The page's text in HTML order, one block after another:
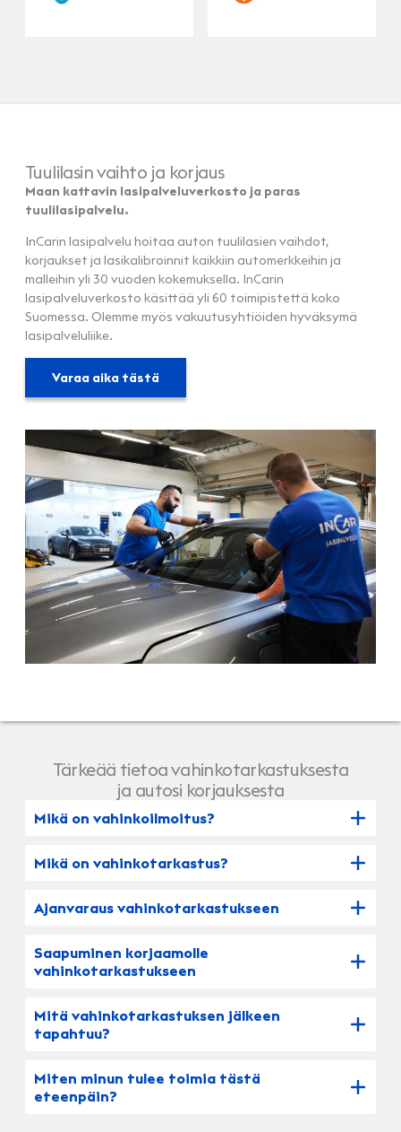
Tuulilasin vaihto ja korjaus
Maan kattavin lasipalveluverkosto ja paras
tuulilasipalvelu.
InCarin lasipalvelu hoitaa auton tuulilasien vaihdot,
korjaukset ja lasikalibroinnit kaikkiin automerkkeihin ja
malleihin yli 30 vuoden kokemuksella. InCarin
lasipalveluverkosto käsittää yli 60 toimipistettä koko
Suomessa. Olemme myös vakuutusyhtiöiden hyväksymä
lasipalveluliike.
Varaa aika tästä
Tärkeää tietoa vahinkotarkastuksesta
ja autosi korjauksesta
Mikä on vahinkoilmoitus?
Mikä on vahinkotarkastus?
Ajanvaraus vahinkotarkastukseen
Saapuminen korjaamolle
vahinkotarkastukseen
Mitä vahinkotarkastuksen jälkeen
tapahtuu?
Miten minun tulee toimia tästä
eteenpäin?